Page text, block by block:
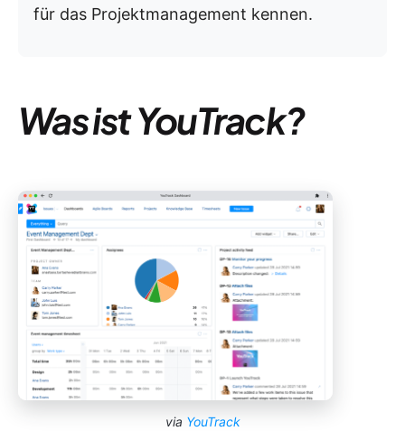
für das Projektmanagement kennen.
Was ist YouTrack?
via YouTrack